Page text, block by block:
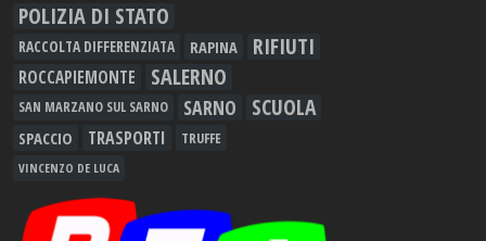
POLIZIA DI STATO
RACCOLTA DIFFERENZIATA RAPINA RIFIUTI
ROCCAPIEMONTE SALERNO
SAN MARZANO SUL SARNO SARNO SCUOLA
SPACCIO TRASPORTI TRUFFE
VINCENZO DE LUCA